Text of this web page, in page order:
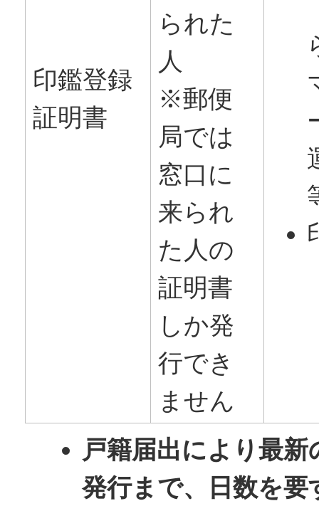
印鑑登録
証明書
られた
人
※郵便
局では
窓口に
来られ
た人の
証明書
しか発
行でき
ません
戸籍届出により最
発行まで、日数を要